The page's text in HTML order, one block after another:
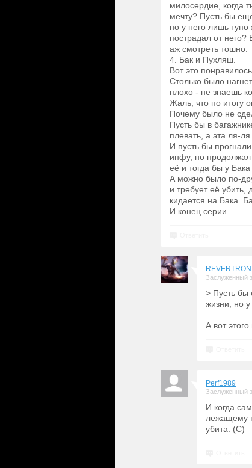
милосердие, когда
мечту? Пусть бы
но у него лишь
пострадал от
аж смотреть тошно.
4. Бак и Пухляш.
Вот это
Столько было
плохо - не знаешь
Жаль, что по итогу
Почему было не
Пусть бы в
плевать, а эта ля-
И пусть бы
инфу, но
её и тогда бы у
А можно было по-
и требует её убить,
кидается на Бака.
И конец серии.
REVERTRON
Заслуженный
> Пусть бы
жизни, но
А вот
Perf1989
Заслуженный
И когда
лежащему
убита. (С)